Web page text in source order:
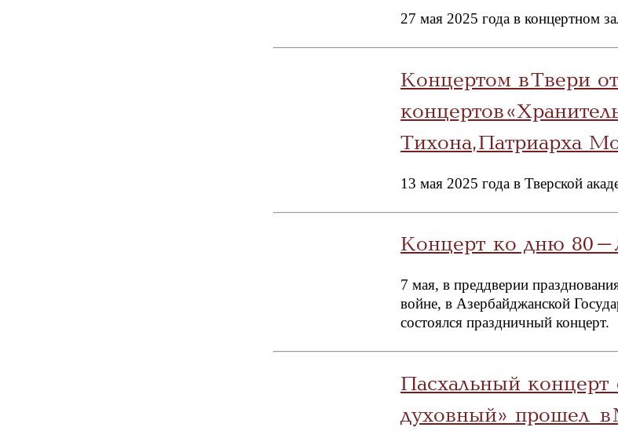
27 мая 2025 года в концертном
Концертом в Твери
концертов
Тихона, Патриарха
13 мая 2025 года в Тверской
Концерт ко дню 80-
7 мая, в преддверии
войне, в Азербайджанской
состоялся праздничный концерт.
Пасхальный
духовный» прошел в